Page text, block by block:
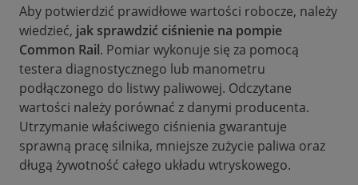
Aby potwierdzić prawidłowe wartości robocze, należy
wiedzieć, jak sprawdzić ciśnienie na pompie
Common Rail. Pomiar wykonuje się za pomocą
testera diagnostycznego lub manometru
podłączonego do listwy paliwowej. Odczytane
wartości należy porównać z danymi producenta.
Utrzymanie właściwego ciśnienia gwarantuje
sprawną pracę silnika, mniejsze zużycie paliwa oraz
długą żywotność całego układu wtryskowego.